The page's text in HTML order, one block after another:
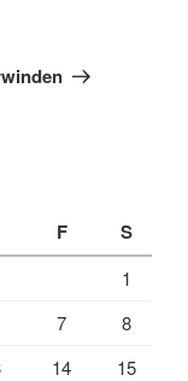
F S
1
7
8
14
15